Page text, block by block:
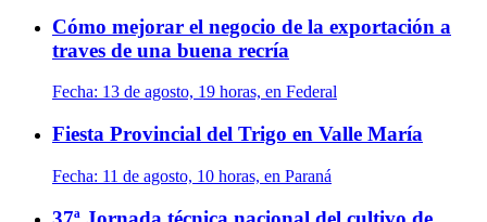
Cómo mejorar el negocio de la exportación a
traves de una buena recría
Fecha: 13 de agosto, 19 horas, en Federal
Fiesta Provincial del Trigo en Valle María
Fecha: 11 de agosto, 10 horas, en Paraná